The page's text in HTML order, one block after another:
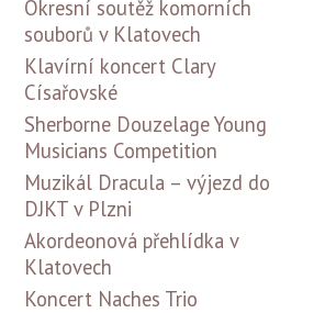
Okresní soutěž komorních
souborů v Klatovech
Klavírní koncert Clary
Císařovské
Sherborne Douzelage Young
Musicians Competition
Muzikál Dracula – výjezd do
DJKT v Plzni
Akordeonová přehlídka v
Klatovech
Koncert Naches Trio